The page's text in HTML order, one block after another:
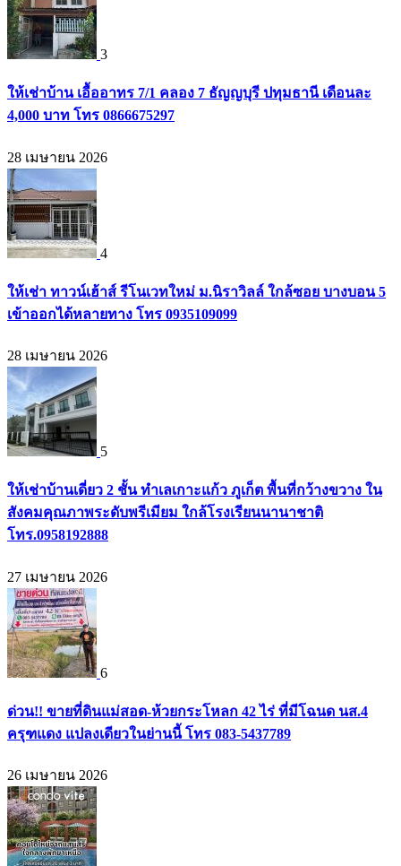
3
ให้เช่าบ้าน เอื้ออาทร 7/1 คลอง 7 ธัญญบุรี ปทุมธานี เดือนละ
4,000 บาท โทร 0866675297
28 เมษายน 2026
4
ให้เช่า ทาวน์เฮ้าส์ รีโนเวทใหม่ ม.นิราวิลล์ ใกล้ซอย บางบอน 5
เข้าออกได้หลายทาง โทร 0935109099
28 เมษายน 2026
5
ให้เช่าบ้านเดี่ยว 2 ชั้น ทำเลเกาะแก้ว ภูเก็ต พื้นที่กว้างขวาง ใน
สังคมคุณภาพระดับพรีเมียม ใกล้โรงเรียนนานาชาติ
โทร.0958192888
27 เมษายน 2026
6
ด่วน!! ขายที่ดินแม่สอด-ห้วยกระโหลก 42 ไร่ ที่มีโฉนด นส.4
ครุฑแดง แปลงเดียวในย่านนี้ โทร 083-5437789
26 เมษายน 2026